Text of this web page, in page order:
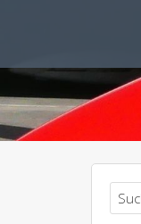
nach: